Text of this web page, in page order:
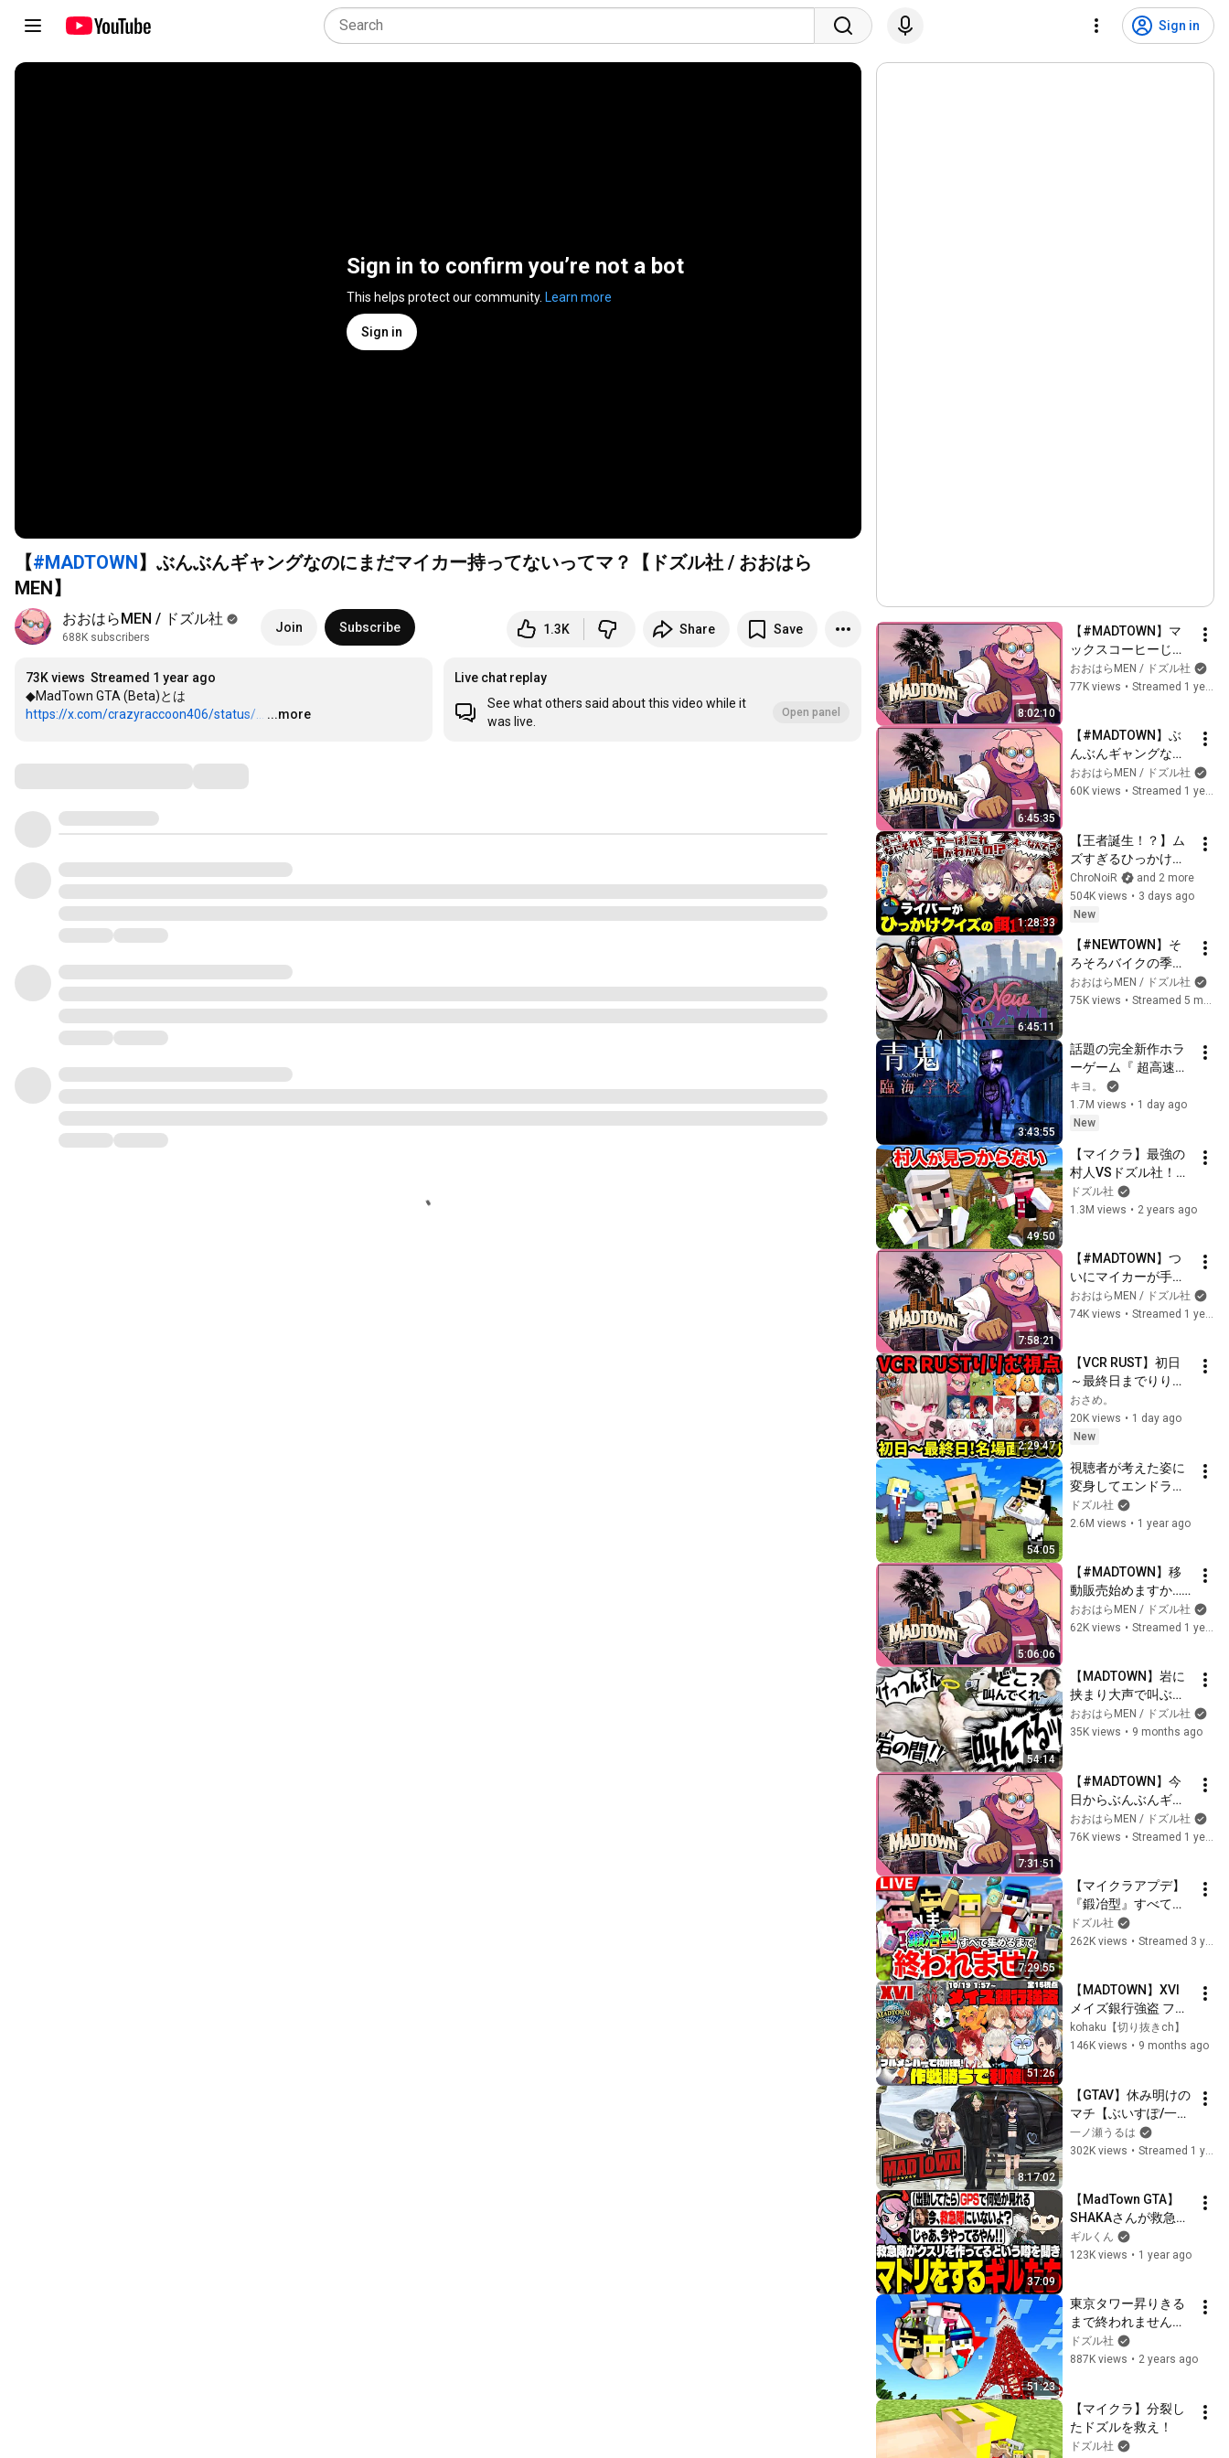
Sign in
Sign in to confirm you’re not a bot
This helps protect our community. Learn more
Sign in
【#MADTOWN】ぶんぶんギャングなのにまだマイカー持ってないってマ？【ドズル社 / おおはら
MEN】
おおはらMEN / ドズル社
688K subscribers
Join Subscribe 1.3K Share Save
73K views Streamed 1 year ago
https://x.com/crazyraccoon406/status/...
…
...more
Live chat replay
See what others said about this video while it
was live.
Open panel 8:02:10
【#MADTOWN】マ
ックスコーヒーじゃ
ないよギャングだ
YO【ドズル社 / おお
おおはらMEN / ドズル社
77K views • Streamed 1 year ago
6:45:35
【#MADTOWN】ぶ
んぶんギャングなの
に一生花集めてる男
【ドズル社 / おおは
おおはらMEN / ドズル社
60K views • Streamed 1 year ago
1:28:33
【王者誕生！？】ム
ズすぎるひっかけク
イズににじさんじラ
イバーが挑戦！ #く
ろなん
ChroNoiR
and 2 more
504K views • 3 days ago
New
6:45:11
【#NEWTOWN】そ
ろそろバイクの季節
ですか…【ドズル社 /
おおはらMEN】
おおはらMEN / ドズル社
75K views • Streamed 5 months ago
3:43:55
話題の完全新作ホラ
ーゲーム『 超高速青
鬼2 ブルーベリー臨
海学校 』
キヨ。
1.7M views • 1 day ago
New
49:50
【マイクラ】最強の
村人VSドズル社！か
くれんぼ対決！
ドズル社
1.3M views • 2 years ago
7:58:21
【#MADTOWN】つ
いにマイカーが手に
入るのかもしれない
ギャング（笑）【ド
おおはらMEN / ドズル社
74K views • Streamed 1 year ago
2:29:47
【VCR RUST】初日
～最終日までりりむ
視点まとめ！爆笑・
感動の名場面だら
け！【魔界ノりりむ/
おおはらMEN/椎名唯
華/エクス・アルビ
オ/赤見かるび/切り
抜き】【にじさん
おさめ。
20K views • 1 day ago
New
54:05
視聴者が考えた姿に
変身してエンドラ討
伐【マイクラ】
ドズル社
2.6M views • 1 year ago
5:06:06
【#MADTOWN】移
動販売始めますか…
【ドズル社 / おおは
らMEN】
おおはらMEN / ドズル社
62K views • Streamed 1 year ago
54:14
【MADTOWN】岩に
挟まり大声で叫ぶお
おはらMEN
おおはらMEN / ドズル社
35K views • 9 months ago
7:31:51
【#MADTOWN】今
日からぶんぶんギャ
ングの働きバチとし
て頑張ります【ドズ
おおはらMEN / ドズル社
76K views • Streamed 1 year ago
7:29:55
【マイクラアプデ】
『鍛冶型』すべて集
めるまで終われませ
ん【ドズル視点】
ドズル社
262K views • Streamed 3 years ago
51:26
【MADTOWN】XVI
メイズ銀行強盗 フル
メンバーで初挑戦！
作戦勝ちで利確成
kohaku【切り抜きch】
146K views • 9 months ago
8:17:02
【GTAV】休み明けの
マチ【ぶいすぽ/一ノ
瀬うるは】
一ノ瀬うるは
302K views • Streamed 1 year ago
37:09
【MadTown GTA】
SHAKAさんが救急隊
なのにクスリを作っ
ているという噂を聞
るギルたち【ギルく
ん/GTA5】
ギルくん
123K views • 1 year ago
51:23
東京タワー昇りきる
まで終われません！
【マイクラ】
ドズル社
887K views • 2 years ago
【マイクラ】分裂し
たドズルを救え！
ドズル社